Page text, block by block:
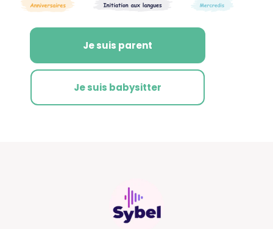
Je suis parent
Je suis babysitter